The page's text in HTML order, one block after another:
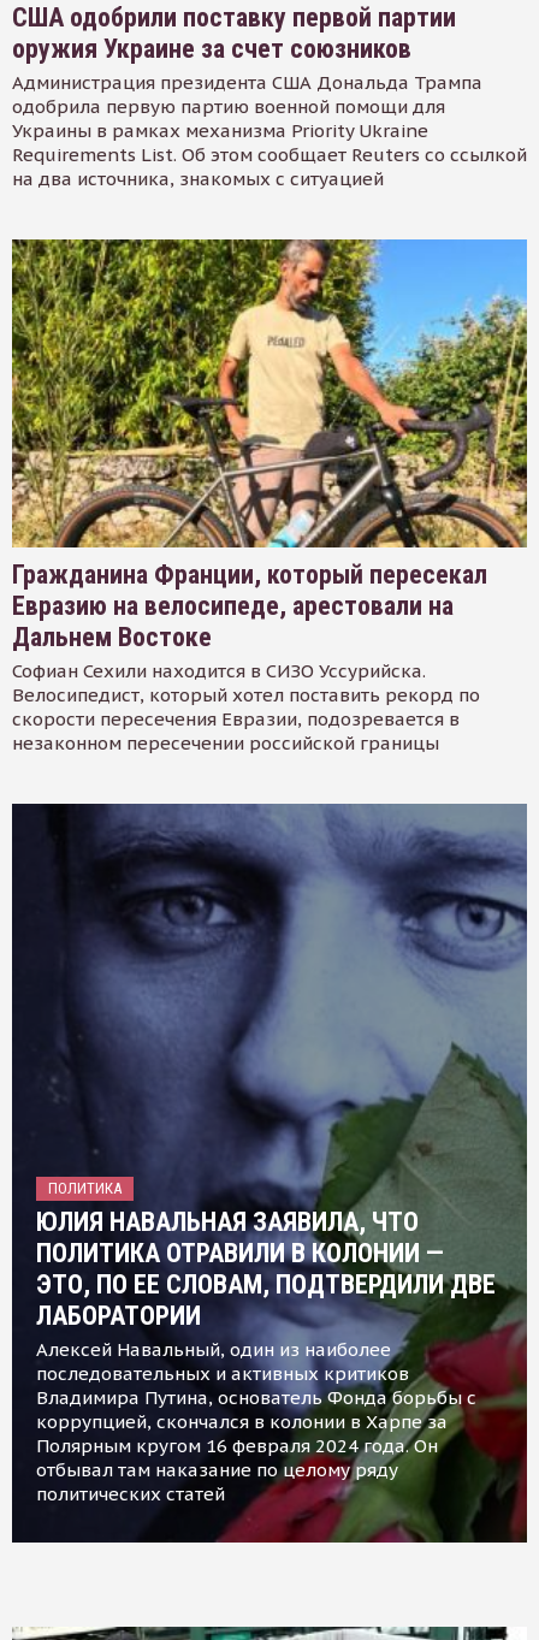
США одобрили поставку первой партии
оружия Украине за счет союзников
Администрация президента США Дональда Трампа
одобрила первую партию военной помощи для
Украины в рамках механизма Priority Ukraine
Requirements List. Об этом сообщает Reuters со ссылкой
на два источника, знакомых с ситуацией
Гражданина Франции, который пересекал
Евразию на велосипеде, арестовали на
Дальнем Востоке
Софиан Сехили находится в СИЗО Уссурийска.
Велосипедист, который хотел поставить рекорд по
скорости пересечения Евразии, подозревается в
незаконном пересечении российской границы
ПОЛИТИКА
ЮЛИЯ НАВАЛЬНАЯ ЗАЯВИЛА, ЧТО
ПОЛИТИКА ОТРАВИЛИ В КОЛОНИИ —
ЭТО, ПО ЕЕ СЛОВАМ, ПОДТВЕРДИЛИ ДВЕ
ЛАБОРАТОРИИ
Алексей Навальный, один из наиболее
последовательных и активных критиков
Владимира Путина, основатель Фонда борьбы с
коррупцией, скончался в колонии в Харпе за
Полярным кругом 16 февраля 2024 года. Он
отбывал там наказание по целому ряду
политических статей